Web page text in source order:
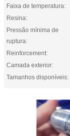
Faixa de temperatura:
Resina:
Pressão mínima de
ruptura:
Reinforcement:
Camada exterior:
Tamanhos disponíveis: